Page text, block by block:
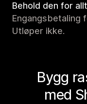
Behold den for
Engangsbetaling
Utløper ikke.
Bygg
med